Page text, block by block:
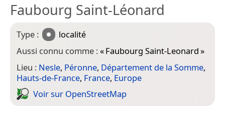
Faubourg Saint-Léonard
Type :
localité
Aussi connu comme :«Faubourg Saint-Leonard»
Lieu : Nesle, Péronne, Département de la Somme,
Hauts-de-France, France, Europe
Voir sur Open­Street­Map